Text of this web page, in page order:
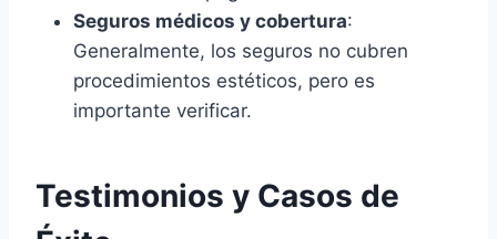
Seguros médicos y cobertura:
Generalmente, los seguros no cubren
procedimientos estéticos, pero es
importante verificar.
Testimonios y Casos de